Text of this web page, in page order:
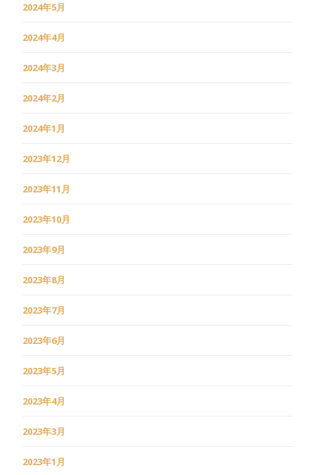
2024年5月
2024年4月
2024年3月
2024年2月
2024年1月
2023年12月
2023年11月
2023年10月
2023年9月
2023年8月
2023年7月
2023年6月
2023年5月
2023年4月
2023年3月
2023年1月